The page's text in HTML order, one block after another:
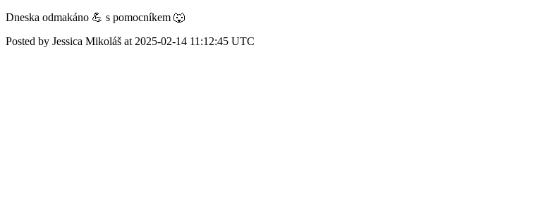
Dneska odmakáno 💪 s pomocníkem 🐺
Posted by Jessica Mikoláš at 2025-02-14 11:12:45 UTC